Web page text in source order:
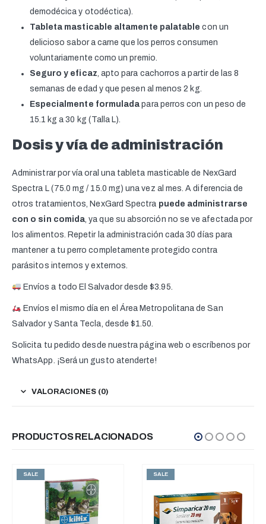
demodécica y otodéctica).
Tableta masticable altamente palatable con un
delicioso sabor a carne que los perros consumen
voluntariamente como un premio.
Seguro y eficaz , apto para cachorros a partir de las 8
semanas de edad y que pesen al menos 2 kg.
Especialmente formulada para perros con un peso de
15.1 kg a 30 kg (Talla L).
Dosis y vía de administración
Administrar por vía oral una tableta masticable de NexGard
Spectra L (75.0 mg / 15.0 mg) una vez al mes. A diferencia de
otros tratamientos, NexGard Spectra puede administrarse
con o sin comida , ya que su absorción no se ve afectada por
los alimentos. Repetir la administración cada 30 días para
mantener a tu perro completamente protegido contra
parásitos internos y externos.
Envíos a todo El Salvador desde $3.95.
Envíos el mismo día en el Área Metropolitana de San
Salvador y Santa Tecla, desde $1.50.
Solicita tu pedido desde nuestra página web o escríbenos por
WhatsApp. ¡Será un gusto atenderte!
VALORACIONES (0)
PRODUCTOS RELACIONADOS
SALE SALE